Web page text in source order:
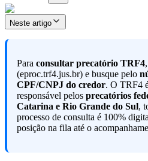
Neste artigo
Para consultar precatório TRF4
(eproc.trf4.jus.br) e busque pelo
CPF/CNPJ do credor. O TRF4
responsável pelos precatórios
Catarina e Rio Grande do Sul,
processo de consulta é 100%
posição na fila até o